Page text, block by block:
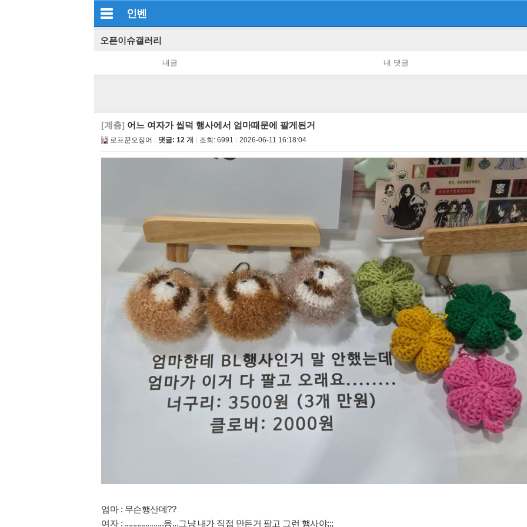
인벤
오픈이슈갤러리
내글 내 댓글
[계층] 어느 여자가 씹덕 행사에서 엄마때문에 팔게된거
로프꾼오징어 댓글: 12 개 조회: 6991 2026-06-11 16:18:04
엄마 : 무슨행산데??
여자 : ...................응...그냥 내가 직접 만든거 팔고 그런 행사야;;;